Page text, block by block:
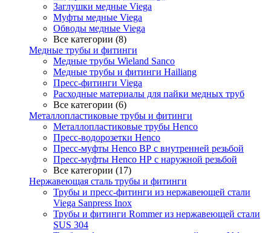
Заглушки медные Viega
Муфты медные Viega
Обводы медные Viega
Все категории (8)
Медные трубы и фитинги
Медные трубы Wieland Sanco
Медные трубы и фитинги Hailiang
Пресс-фитинги Viega
Расходные материалы для пайки медных труб
Все категории (6)
Металлопластиковые трубы и фитинги
Металлопластиковые трубы Henco
Пресс-водорозетки Henco
Пресс-муфты Henco ВР с внутренней резьбой
Пресс-муфты Henco НР с наружной резьбой
Все категории (17)
Нержавеющая сталь трубы и фитинги
Трубы и пресс-фитинги из нержавеющей стали
Viega Sanpress Inox
Трубы и фитинги Rommer из нержавеющей стали
SUS 304